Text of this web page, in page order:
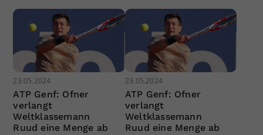
23.05.2024
ATP Genf: Ofner
verlangt
Weltklassemann
Ruud eine Menge ab
23.05.2024
ATP Genf: Ofner
verlangt
Weltklassemann
Ruud eine Menge ab